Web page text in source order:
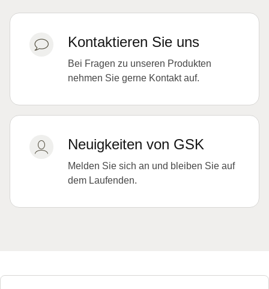
Kontaktieren Sie uns
Bei Fragen zu unseren Produkten
nehmen Sie gerne Kontakt auf.
Neuigkeiten von GSK
Melden Sie sich an und bleiben Sie auf
dem Laufenden.